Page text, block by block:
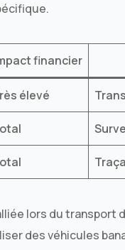
financier
élevé
lors du transport
des véhicules